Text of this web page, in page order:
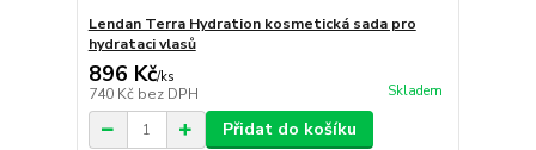
Lendan Terra Hydration kosmetická sada pro
hydrataci vlasů
896 Kč/ks
740 Kč bez DPH Skladem
Přidat do košíku